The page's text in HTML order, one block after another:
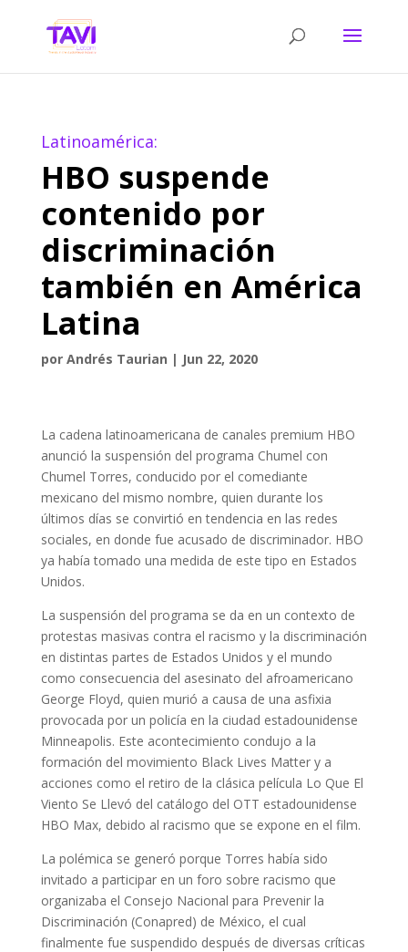
Latinoamérica:
HBO suspende
contenido por
discriminación
también en América
Latina
por Andrés Taurian | Jun 22, 2020
La cadena latinoamericana de canales premium HBO
anunció la suspensión del programa Chumel con
Chumel Torres, conducido por el comediante
mexicano del mismo nombre, quien durante los
últimos días se convirtió en tendencia en las redes
sociales, en donde fue acusado de discriminador. HBO
ya había tomado una medida de este tipo en Estados
Unidos.
La suspensión del programa se da en un contexto de
protestas masivas contra el racismo y la discriminación
en distintas partes de Estados Unidos y el mundo
como consecuencia del asesinato del afroamericano
George Floyd, quien murió a causa de una asfixia
provocada por un policía en la ciudad estadounidense
Minneapolis. Este acontecimiento condujo a la
formación del movimiento Black Lives Matter y a
acciones como el retiro de la clásica película Lo Que El
Viento Se Llevó del catálogo del OTT estadounidense
HBO Max, debido al racismo que se expone en el film.
La polémica se generó porque Torres había sido
invitado a participar en un foro sobre racismo que
organizaba el Consejo Nacional para Prevenir la
Discriminación (Conapred) de México, el cual
finalmente fue suspendido después de diversas críticas